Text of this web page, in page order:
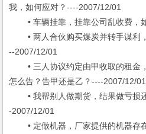
我，如何应对？----2007/12/01
• 车辆挂靠，挂靠公司乱收费，
• 两人合伙购买煤炭并转手谋利
--2007/12/01
• 三人协议约定由甲收取的租金
怎么告？告甲还是乙？----2007/12/01
• 我帮别人做期货，结果做亏损
-2007/12/01
• 定做机器，厂家提供的机器存